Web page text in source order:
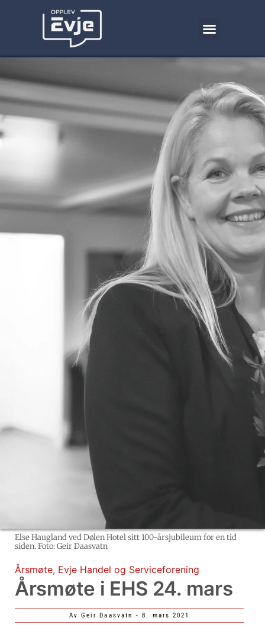
Else Haugland ved Dølen Hotel sitt 100-årsjubileum for en tid
siden. Foto: Geir Daasvatn
Årsmøte, Evje Handel og Serviceforening
Årsmøte i EHS 24. mars
Av Geir Daasvatn -8. mars 2021